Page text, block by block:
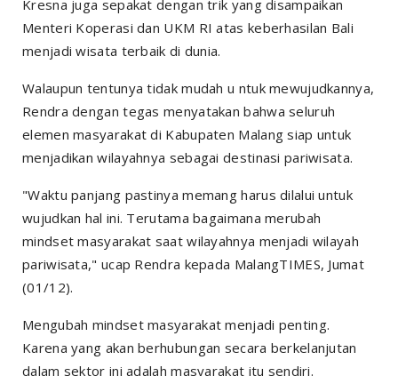
Kresna juga sepakat dengan trik yang disampaikan
Menteri Koperasi dan UKM RI atas keberhasilan Bali
menjadi wisata terbaik di dunia.
Walaupun tentunya tidak mudah u ntuk mewujudkannya,
Rendra dengan tegas menyatakan bahwa seluruh
elemen masyarakat di Kabupaten Malang siap untuk
menjadikan wilayahnya sebagai destinasi pariwisata.
"Waktu panjang pastinya memang harus dilalui untuk
wujudkan hal ini. Terutama bagaimana merubah
mindset masyarakat saat wilayahnya menjadi wilayah
pariwisata," ucap Rendra kepada MalangTIMES, Jumat
(01/12).
Mengubah mindset masyarakat menjadi penting.
Karena yang akan berhubungan secara berkelanjutan
dalam sektor ini adalah masyarakat itu sendiri.